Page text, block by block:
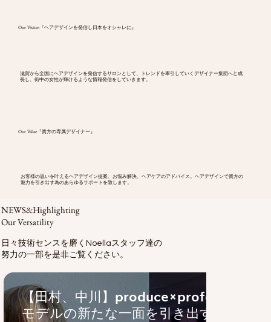
Our Vision『ヘアデザインを発信し日本をオシャレに』
滋賀から全国にヘアデザインを発信するサロンとして、トレンドを牽引していくデザイナー集団へと成
長し、街中の女性が輝けるような情報発信をしていきます。
Our Value『貴方の専属デザイナー』
お客様の思いを叶えるヘアデザイン提案、お悩み解決、ヘアケアのアドバイス。ヘアデザインで貴方の
魅力を引き出す為のあらゆるサポートを致します。
NEWS&Highlighting
Our Versatility
​日々技術センスを磨くNoellaスタッフ達の
努力の一部を是非ご覧ください。
【田村、中川】produce×professional
モデルの新たな一面を引き出す、DA